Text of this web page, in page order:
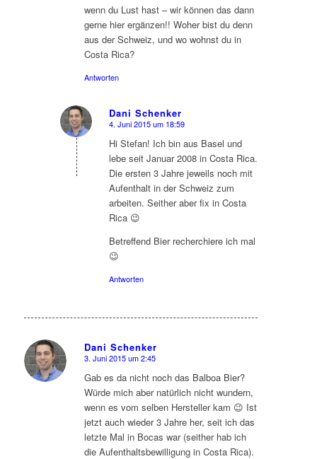
wenn du Lust hast – wir können das dann
gerne hier ergänzen!! Woher bist du denn
aus der Schweiz, und wo wohnst du in
Costa Rica?
Antworten
Dani Schenker
sagte:
4. Juni 2015 um 18:59
Hi Stefan! Ich bin aus Basel und
lebe seit Januar 2008 in Costa Rica.
Die ersten 3 Jahre jeweils noch mit
Aufenthalt in der Schweiz zum
arbeiten. Seither aber fix in Costa
Rica 😉
Betreffend Bier recherchiere ich mal
😉
Antworten
Dani Schenker
sagte:
3. Juni 2015 um 2:45
Gab es da nicht noch das Balboa Bier?
Würde mich aber natürlich nicht wundern,
wenn es vom selben Hersteller kam 😉 Ist
jetzt auch wieder 3 Jahre her, seit ich das
letzte Mal in Bocas war (seither hab ich
die Aufenthaltsbewilligung in Costa Rica).